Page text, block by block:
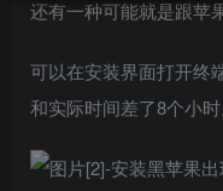
还有一种可能就是跟苹
可以在安装界面打开终
和实际时间差了8个小时